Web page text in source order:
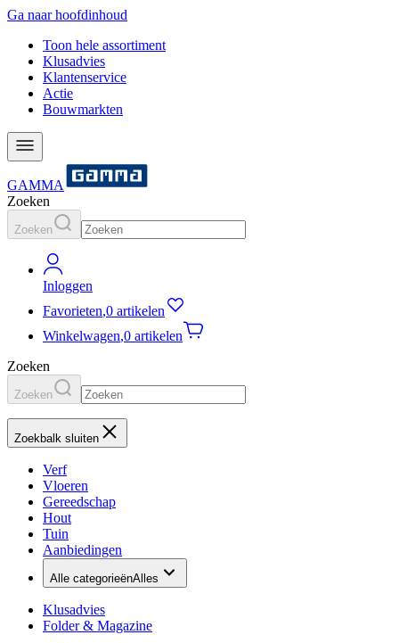
Ga naar hoofdinhoud
Toon hele assortiment
Klusadvies
Klantenservice
Actie
Bouwmarkten
GAMMA
Zoeken
Zoeken
Inloggen
Favorieten,0 artikelen
Winkelwagen,0 artikelen
Zoeken
Zoeken
Zoekbalk sluiten
Verf
Vloeren
Gereedschap
Hout
Tuin
Aanbiedingen
Alle categorieënAlles
Klusadvies
Folder & Magazine